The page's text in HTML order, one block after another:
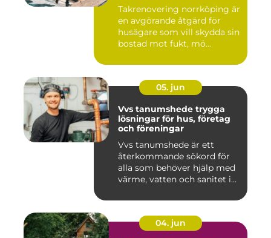
Takrenovering norrköping är
en avgörande åtgärd för
husägare som vill skydda sin
bostad mot fukt, mö...
05. jun
Vvs tanumshede trygga
lösningar för hus, företag
och föreningar
Vvs tanumshede är ett
återkommande sökord för
alla som behöver hjälp med
värme, vatten och sanitet i...
04. jun